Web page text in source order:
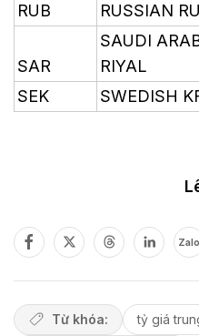
RUB RUSSIAN
SAR
SAUDI
RIYAL
SEK
SWEDISH
Zalo
Từ khóa:
tỷ giá